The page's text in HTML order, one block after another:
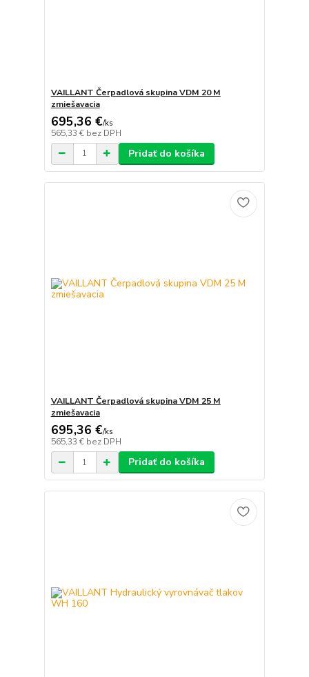
VAILLANT Čerpadlová skupina VDM 20 M
zmiešavacia
695,36 €/ks
565,33 € bez DPH
Pridať do košíka
VAILLANT Čerpadlová skupina VDM 25 M
zmiešavacia
695,36 €/ks
565,33 € bez DPH
Pridať do košíka